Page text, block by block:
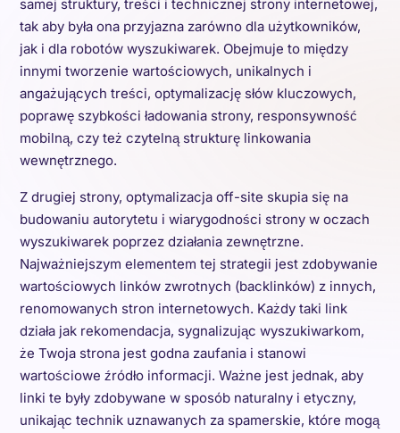
samej struktury, treści i technicznej strony internetowej,
tak aby była ona przyjazna zarówno dla użytkowników,
jak i dla robotów wyszukiwarek. Obejmuje to między
innymi tworzenie wartościowych, unikalnych i
angażujących treści, optymalizację słów kluczowych,
poprawę szybkości ładowania strony, responsywność
mobilną, czy też czytelną strukturę linkowania
wewnętrznego.
Z drugiej strony, optymalizacja off-site skupia się na
budowaniu autorytetu i wiarygodności strony w oczach
wyszukiwarek poprzez działania zewnętrzne.
Najważniejszym elementem tej strategii jest zdobywanie
wartościowych linków zwrotnych (backlinków) z innych,
renomowanych stron internetowych. Każdy taki link
działa jak rekomendacja, sygnalizując wyszukiwarkom,
że Twoja strona jest godna zaufania i stanowi
wartościowe źródło informacji. Ważne jest jednak, aby
linki te były zdobywane w sposób naturalny i etyczny,
unikając technik uznawanych za spamerskie, które mogą